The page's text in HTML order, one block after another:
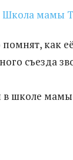
как
съезда
в школе